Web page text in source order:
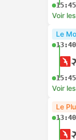
15:45
Voir
Le
13:40
15:45
Voir
Le
13:40